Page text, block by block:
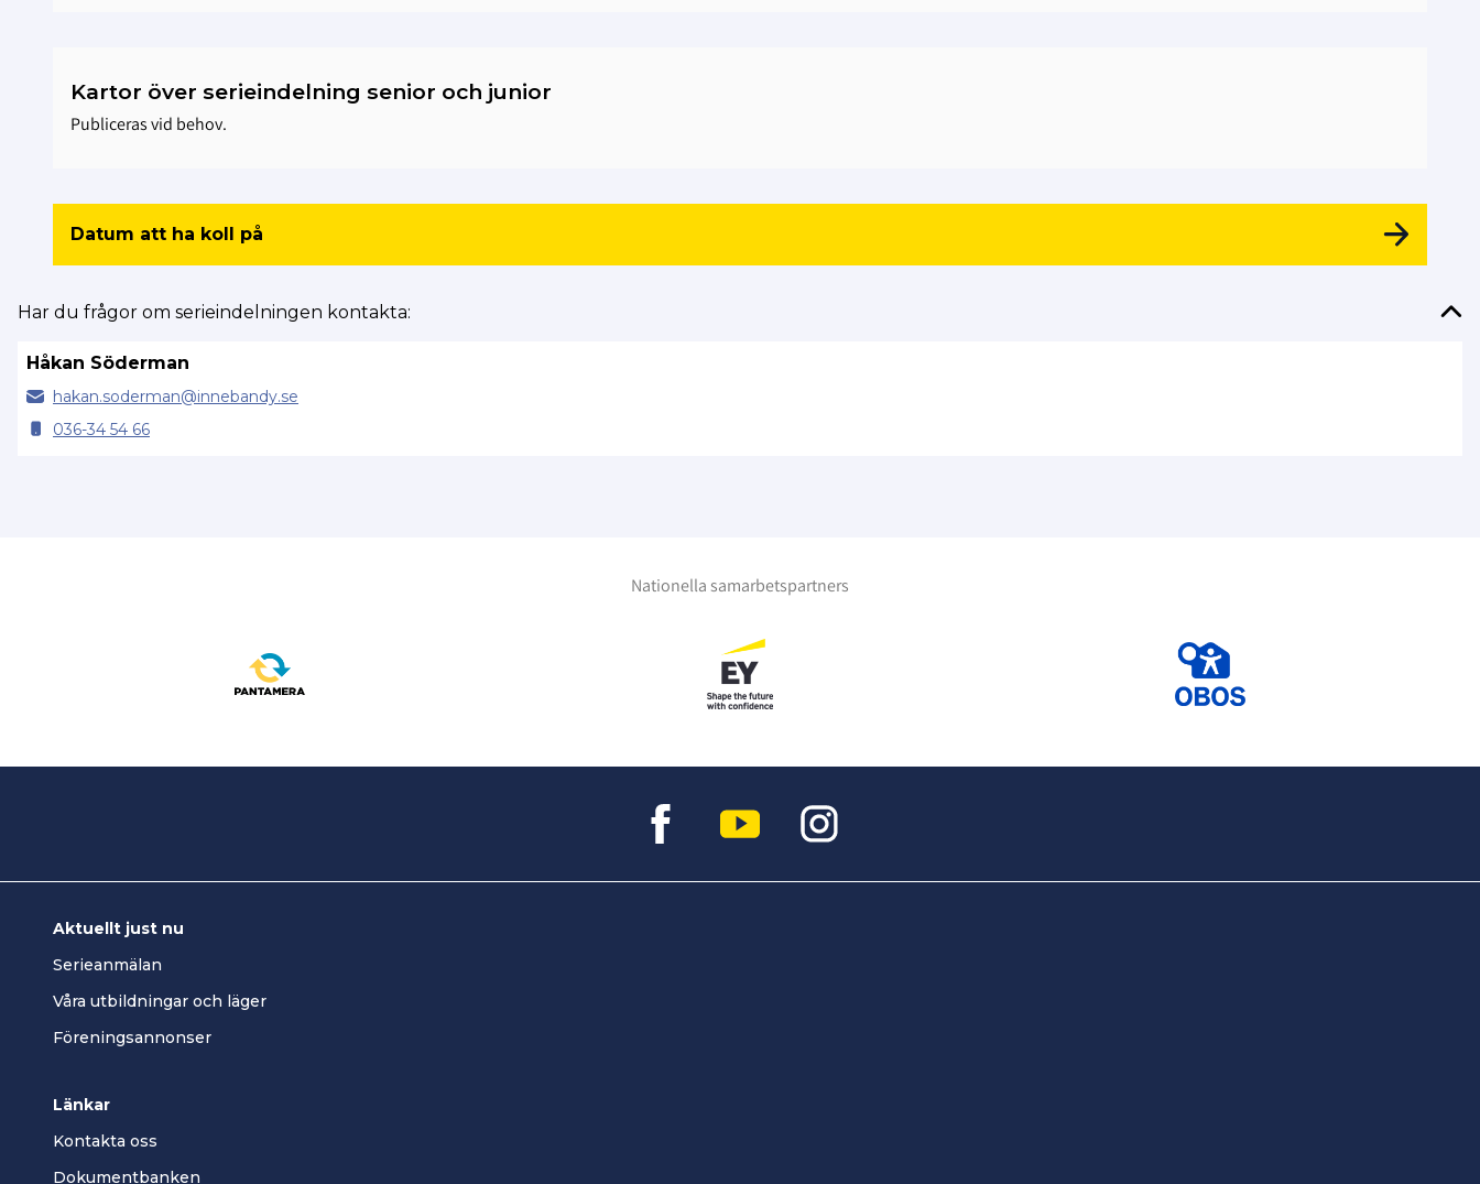
Kartor över serieindelning senior och junior
Publiceras vid behov.
Datum att ha koll på
Har du frågor om serieindelningen kontakta:
Håkan Söderman
hakan.soderman@innebandy.se
036-34 54 66
Nationella samarbetspartners
Aktuellt just nu
Serieanmälan
Våra utbildningar och läger
Föreningsannonser
Länkar
Kontakta oss
Dokumentbanken